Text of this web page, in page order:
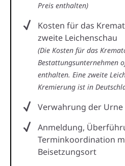
Preis enthalten)
Kosten für das
zweite Leichenschau
(Die Kosten für das
Bestattungsunternehmen
enthalten. Eine zweite
Kremierung ist in
Verwahrung der
Anmeldung,
Terminkoordination
Beisetzungsort